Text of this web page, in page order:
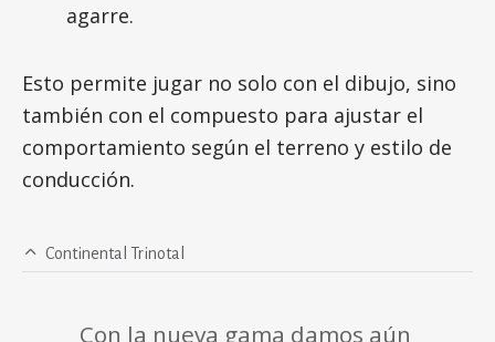
agarre.
Esto permite jugar no solo con el dibujo, sino
también con el compuesto para ajustar el
comportamiento según el terreno y estilo de
conducción.
Continental Trinotal
Con la nueva gama damos aún